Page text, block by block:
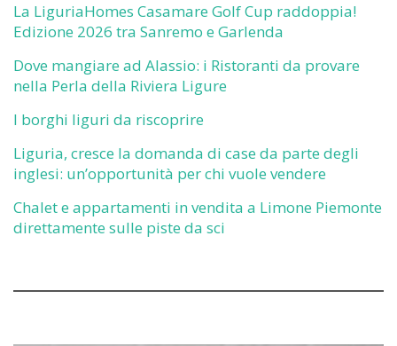
La LiguriaHomes Casamare Golf Cup raddoppia!
Edizione 2026 tra Sanremo e Garlenda
Dove mangiare ad Alassio: i Ristoranti da provare
nella Perla della Riviera Ligure
I borghi liguri da riscoprire
Liguria, cresce la domanda di case da parte degli
inglesi: un’opportunità per chi vuole vendere
Chalet e appartamenti in vendita a Limone Piemonte
direttamente sulle piste da sci